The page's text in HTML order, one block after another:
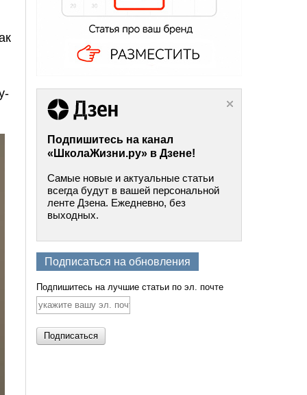
Подпишитесь на канал
«ШколаЖизни.ру» в Дзене!
Самые новые и актуальные статьи
всегда будут в вашей персональной
ленте Дзена. Ежедневно, без
выходных.
Подписаться на обновления
Подпишитесь на лучшие статьи по эл. почте